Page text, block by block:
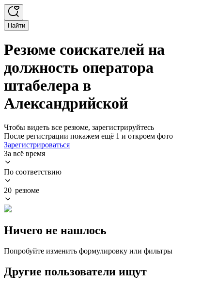
Найти
Резюме соискателей на
должность оператора
штабелера в
Александрийской
Чтобы видеть все резюме, зарегистрируйтесь
После регистрации покажем ещё 1 и откроем фото
Зарегистрироваться
За всё время
По соответствию
20 резюме
Ничего не нашлось
Попробуйте изменить формулировку или фильтры
Другие пользователи ищут